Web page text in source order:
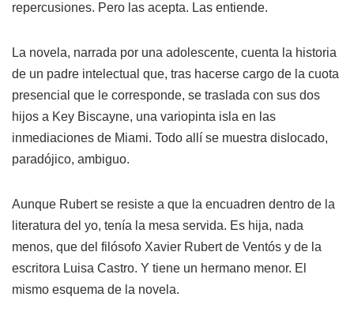
repercusiones. Pero las acepta. Las entiende.
La novela, narrada por una adolescente, cuenta la historia
de un padre intelectual que, tras hacerse cargo de la cuota
presencial que le corresponde, se traslada con sus dos
hijos a Key Biscayne, una variopinta isla en las
inmediaciones de Miami. Todo allí se muestra dislocado,
paradójico, ambiguo.
Aunque Rubert se resiste a que la encuadren dentro de la
literatura del yo, tenía la mesa servida. Es hija, nada
menos, que del filósofo Xavier Rubert de Ventós y de la
escritora Luisa Castro. Y tiene un hermano menor. El
mismo esquema de la novela.